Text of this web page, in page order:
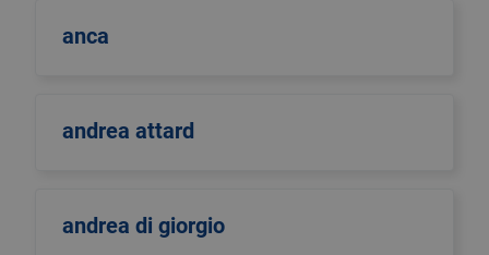
anca
andrea attard
andrea di giorgio